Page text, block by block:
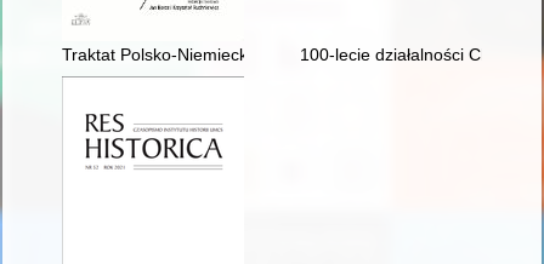
Traktat Polsko-Niemiecki 1991 : wymiar europejski
100-lecie działalności Chóru